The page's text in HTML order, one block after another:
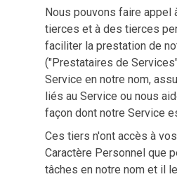
Nous pouvons faire appel
tierces et à des tierces
faciliter la prestation de
("Prestataires de
Service en notre nom,
liés au Service ou nous
façon dont notre Service
Ces tiers n'ont accès à
Caractère Personnel que
tâches en notre nom et il